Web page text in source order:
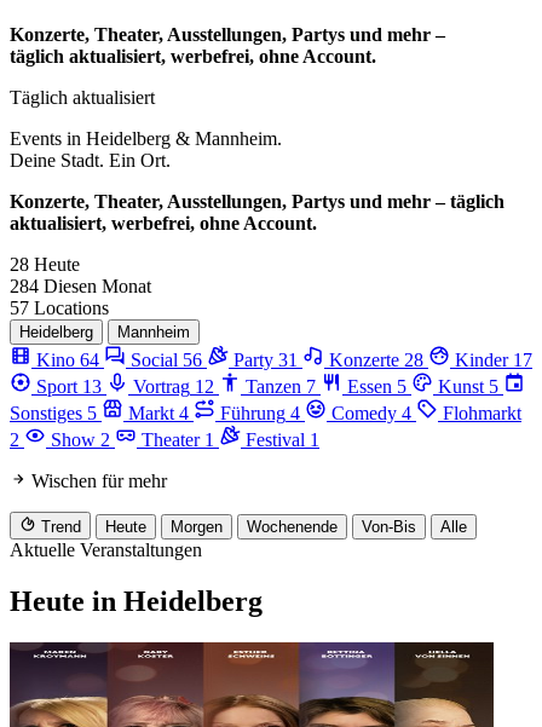
Konzerte, Theater, Ausstellungen, Partys und mehr –
täglich aktualisiert, werbefrei, ohne Account.
Täglich aktualisiert
Events in Heidelberg & Mannheim.
Deine Stadt. Ein Ort.
Konzerte, Theater, Ausstellungen, Partys und mehr – täglich
aktualisiert, werbefrei, ohne Account.
28 Heute
284 Diesen Monat
57 Locations
Heidelberg Mannheim
Kino 64 Social 56 Party 31 Konzerte 28 Kinder 17
Sport 13 Vortrag 12 Tanzen 7 Essen 5 Kunst 5
Sonstiges 5 Markt 4 Führung 4 Comedy 4
Flohmarkt
2
Show 2 Theater 1 Festival 1
Wischen für mehr
Trend Heute Morgen Wochenende Von-Bis Alle
Aktuelle Veranstaltungen
Heute in Heidelberg